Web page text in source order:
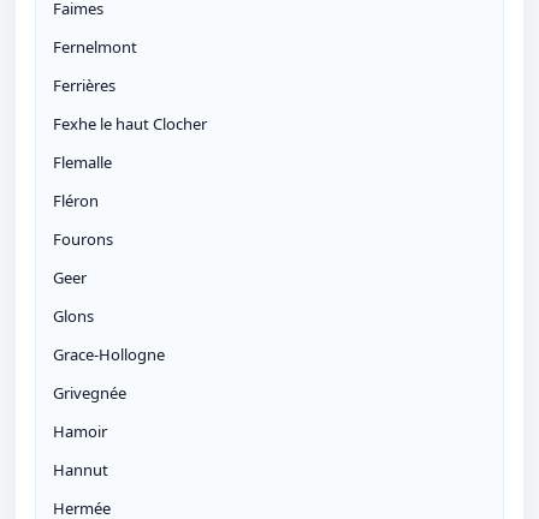
Faimes
Fernelmont
Ferrières
Fexhe le haut Clocher
Flemalle
Fléron
Fourons
Geer
Glons
Grace-Hollogne
Grivegnée
Hamoir
Hannut
Hermée